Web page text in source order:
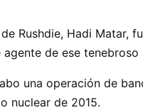
Rushdie, Hadi Matar,
de ese
una operación de
nuclear de 2015.